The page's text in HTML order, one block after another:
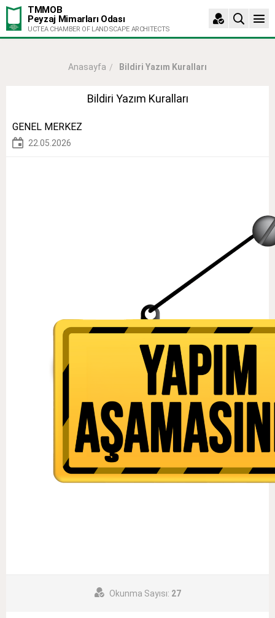
TMMOB
Peyzaj Mimarları Odası
UCTEA CHAMBER OF LANDSCAPE ARCHITECTS
Anasayfa Bildiri Yazım Kuralları
Bildiri Yazım Kuralları
GENEL MERKEZ
22.05.2026
Okunma Sayısı: 27